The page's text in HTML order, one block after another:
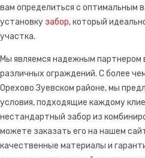
вам определиться с оптимальным
установку забор, который
участка.
Мы являемся надежным партнером
различных ограждений. С более
Орехово Зуевском районе, мы
условия, подходящие каждому
нестандартный забор из
можете заказать его на нашем
качественные материалы и